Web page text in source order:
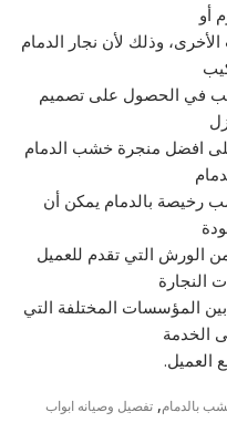
أو
وذلك لأن نجار الدمام
في الحصول على تصميم
افضل منجرة خشب الدمام
رخيصة بالدمام يمكن أن
الورش التي تقدم للعميل
النجارة
المؤسسات المختلفة التي
الخدمة
العميل.
بالدمام,تفصيل وصيانه ابواب